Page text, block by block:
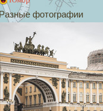
фотографии